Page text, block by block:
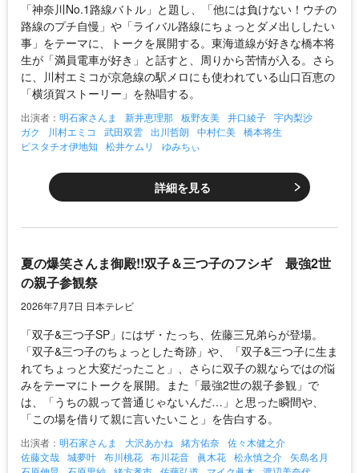
「神奈川No.1路線バトル」と題し、「他には負けない！ウチの
路線のプチ自慢」や「ライバル路線にちょっとダメ出ししたい
事」をテーマに、トークを展開する。東海道線が好きな橋本将
生が「満員電車が好き」と話すと、周りから苦情が入る。さら
に、川村エミコが京急線の駅メロにも使われている山口百恵の
「横須賀ストーリー」を熱唱する。
出演者： 明石家さんま 新井恵理那 板野友美 井口綾子 宇内梨沙
ガク
川村エミコ 武田双雲 出川哲朗 中村仁美 橋本将生
ピスタチオ伊地知
松井ケムリ ゆみちぃ
詳細を見る
夏の爆笑さんま御殿!!双子＆三つ子のフシギ 最強2世
の親子参観祭
2026年7月7日 日本テレビ
「双子&三つ子SP」にはザ・たっち、佐藤三兄弟らが登場。
「双子&三つ子のちょっとした奇跡」や、「双子&三つ子に生ま
れてちょっと大変だったこと」、さらに双子の親ならではの悩
みをテーマにトークを展開。また「最強2世の親子参観」で
は、「うちの親って普通じゃないんだ…」と思った瞬間や、
「この場を借りて親に言いたいこと」を告白する。
出演者： 明石家さんま 大沢あかね 緒方佑奈 佐々木健之介
佐藤文哉 城夢叶 布川桃花 布川花音 眞木花 松永慎之介 矢島名月